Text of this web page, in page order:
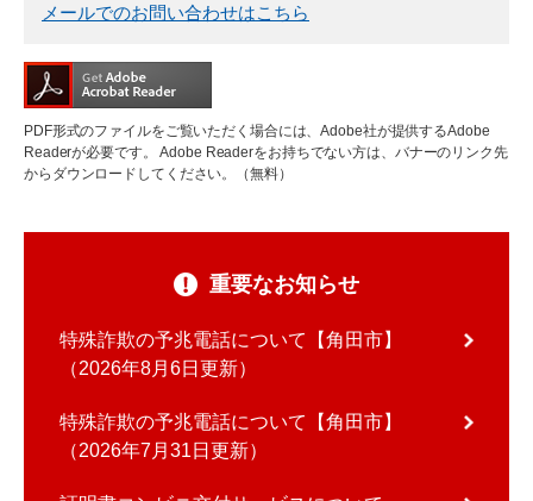
メールでのお問い合わせはこちら
PDF形式のファイルをご覧いただく場合には、Adobe社が提供するAdobe
Readerが必要です。
Adobe Readerをお持ちでない方は、バナーのリンク先
からダウンロードしてください。（無料）
重要なお知らせ
特殊詐欺の予兆電話について【角田市】
2026年8月6日更新
特殊詐欺の予兆電話について【角田市】
2026年7月31日更新